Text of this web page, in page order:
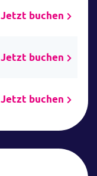
Jetzt buchen
Jetzt buchen
Jetzt buchen